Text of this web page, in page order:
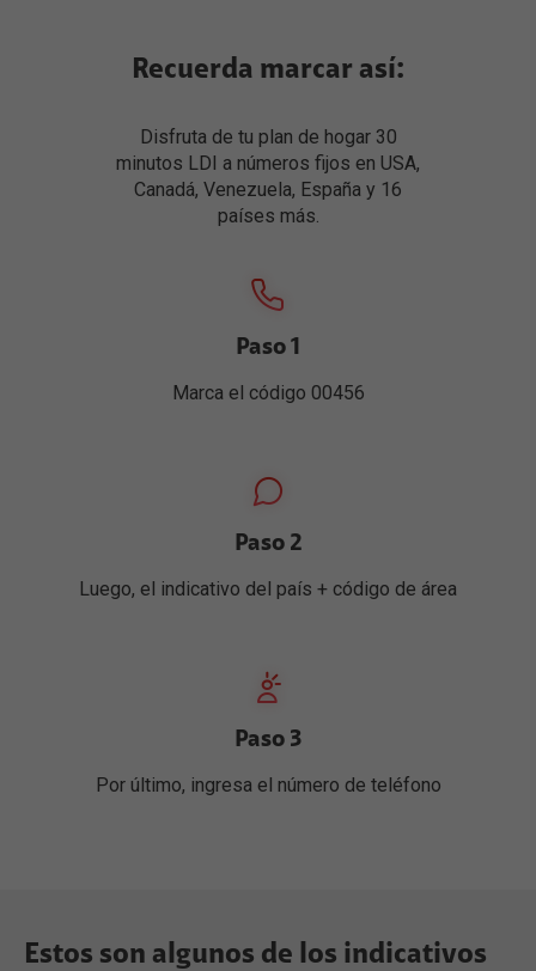
Recuerda marcar así:
Disfruta de tu plan de hogar 30
minutos LDI a números fijos en USA,
Canadá, Venezuela, España y 16
países más.
Paso 1
Marca el código 00456
Paso 2
Luego, el indicativo del país + código de área
Paso 3
Por último, ingresa el número de teléfono
Estos son algunos de los indicativos